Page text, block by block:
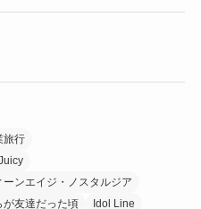
旅行
ンエイジ・ノスタルジア
が友達だった頃
Idol Line